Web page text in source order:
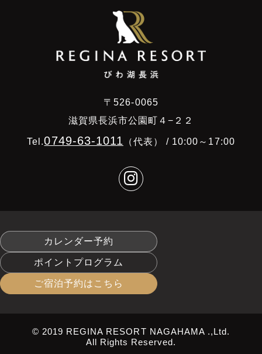
〒526-0065
滋賀県長浜市公園町４−２２
Tel.0749-63-1011 （代表） / 10:00～17:00
カレンダー予約
ポイントプログラム
ご宿泊予約はこちら
© 2019 REGINA RESORT NAGAHAMA .,Ltd.
All Rights Reserved.